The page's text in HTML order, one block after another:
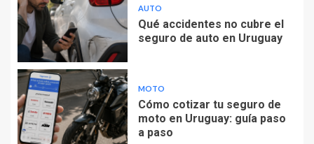
AUTO
Qué accidentes no cubre el
seguro de auto en Uruguay
MOTO
Cómo cotizar tu seguro de
moto en Uruguay: guía paso
a paso